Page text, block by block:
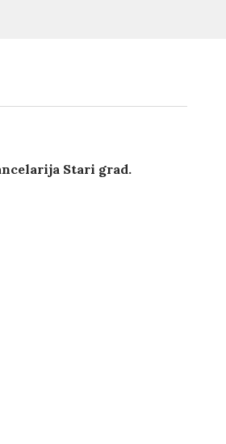
Stari grad.